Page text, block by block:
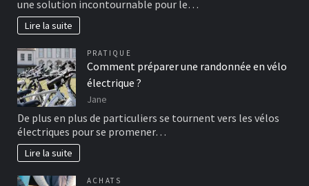
une solution incontournable pour le…
Lire la suite
PRATIQUE
Comment préparer une randonnée en vélo
électrique ?
Jane
De plus en plus de particuliers se tournent vers les vélos
électriques pour se promener…
Lire la suite
ACHATS